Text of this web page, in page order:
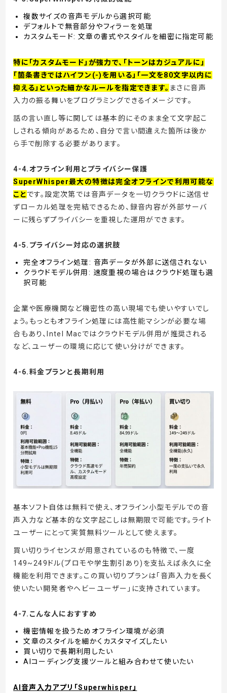
複数サイズの音声モデルから選択可能
デフォルトで無音部分やフィラーを処理
カスタムモード: 文章の書式やスタイルを細密に指定可能
特に「カスタムモード」が強力で、「トーンはカジュアルに」
「箇条書きではハイフン(-)を用いる」「一文を80文字以内に
抑える」といった細かなルールを指定できます。 まさに音声
入力の振る舞いをプログラミングできるイメージです。
話の言い直し等に関しては基本的にそのまま全て文字起こ
しされる傾向があるため、自分で言い間違えた箇所は後か
ら手で削除する必要があります。
4-4.オフライン利用とプライバシー保護
SuperWhisper最大の特徴は完全オフラインで利用可能な
ことです。設定次第では音声データを一切クラウドに送信せ
ずローカル処理を完結できるため、録音内容が外部サーバ
ーに残らずプライバシーを重視した運用ができます。
4-5.プライバシー対応の選択肢
完全オフライン処理: 音声データが外部に送信されない
クラウドモデル併用: 速度重視の場合はクラウド処理も選
択可能
企業や医療機関など機密性の高い現場でも使いやすいでし
ょう。もっともオフライン処理には高性能マシンが必要な場
合もあり、Intel Macではクラウドモデル併用が推奨される
など、ユーザーの環境に応じて使い分けができます。
4-6.料金プランと長期利用
基本ソフト自体は無料で使え、オフライン小型モデルでの音
声入力など基本的な文字起こしは無期限で可能です。ライト
ユーザーにとって実質無料ツールとして使えます。
買い切りライセンスが用意されているのも特徴で、一度
149~249ドル(プロモや学生割引あり)を支払えば永久に全
機能を利用できます。この買い切りプランは「音声入力を長く
使いたい開発者やヘビーユーザー」に支持されています。
4-7.こんな人におすすめ
機密情報を扱うためオフライン環境が必須
文章のスタイルを細かくカスタマイズしたい
買い切りで長期利用したい
AIコーディング支援ツールと組み合わせて使いたい
AI音声入力アプリ「Superwhisper」